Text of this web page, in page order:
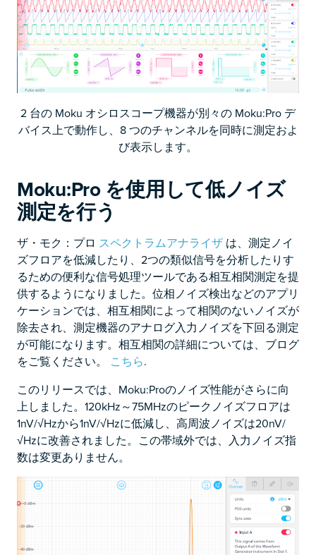
2 台の Moku オシロスコープ機器が別々の Moku:Pro デ
バイス上で動作し、8 つのチャンネルを同時に測定およ
び表示します。
Moku:Pro を使用して低ノイズ
測定を行う
ザ・モク：プロ スペクトラムアナライザ は、測定ノイ
ズフロアを低減したり、2つの類似信号を分析したりす
るための便利な信号処理ツールである相互相関測定を提
供するようになりました。位相ノイズ検出などのアプリ
ケーションでは、相互相関によって相関のないノイズが
除去され、測定機器のアナログ入力ノイズを下回る測定
が可能になります。相互相関の詳細については、ブログ
をご覧ください。 こちら.
このリリースでは、Moku:Proのノイズ性能がさらに向
上しました。120kHz～75MHzのピークノイズフロアは
1nV/√Hzから1nV/√Hzに低減し、高周波ノイズは20nV/
√Hzに改善されました。この帯域外では、入力ノイズ指
数は変更ありません。